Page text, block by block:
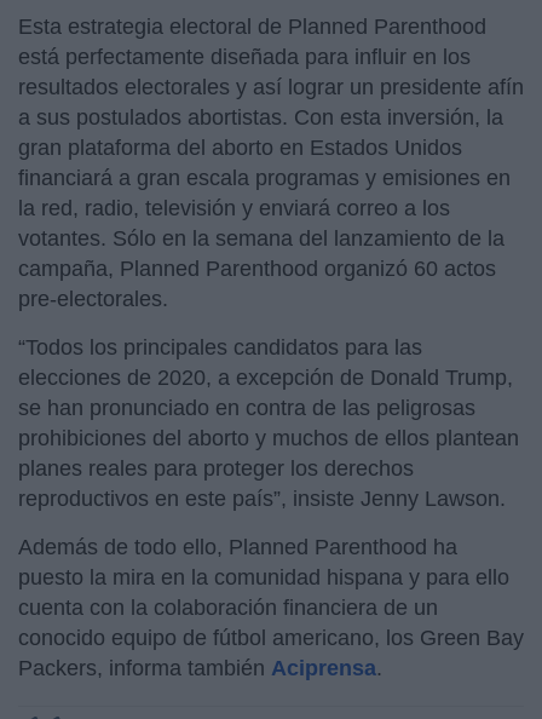
Esta estrategia electoral de Planned Parenthood
está perfectamente diseñada para influir en los
resultados electorales y así lograr un presidente afín
a sus postulados abortistas. Con esta inversión, la
gran plataforma del aborto en Estados Unidos
financiará a gran escala programas y emisiones en
la red, radio, televisión y enviará correo a los
votantes. Sólo en la semana del lanzamiento de la
campaña, Planned Parenthood organizó 60 actos
pre-electorales.
“Todos los principales candidatos para las
elecciones de 2020, a excepción de Donald Trump,
se han pronunciado en contra de las peligrosas
prohibiciones del aborto y muchos de ellos plantean
planes reales para proteger los derechos
reproductivos en este país”, insiste Jenny Lawson.
Además de todo ello, Planned Parenthood ha
puesto la mira en la comunidad hispana y para ello
cuenta con la colaboración financiera de un
conocido equipo de fútbol americano, los Green Bay
Packers, informa también Aciprensa.